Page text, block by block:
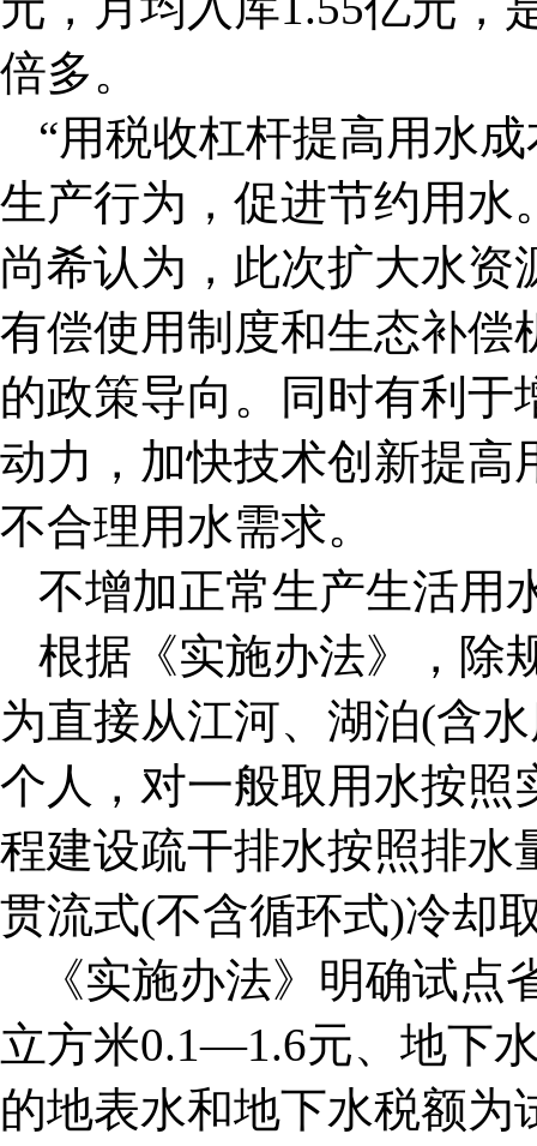
倍多。
“用税收杠杆提高用水
生产行为，促进节约用水
尚希认为，此次扩大水
有偿使用制度和生态补偿
的政策导向。同时有利
动力，加快技术创新提高
不合理用水需求。
不增加正常生产生活用
根据《实施办法》，除
为直接从江河、湖泊(含
个人，对一般取用水按照
程建设疏干排水按照排水
贯流式(不含循环式)冷却
《实施办法》明确试
立方米0.1—1.6元、地下
的地表水和地下水税额